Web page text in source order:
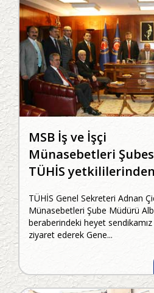
MSB İş ve İşçi
Münasebetleri
TÜHİS
TÜHİS Genel Sekreteri Adnan
Münasebetleri Şube Müdürü
beraberindeki heyet
ziyaret ederek Gene...